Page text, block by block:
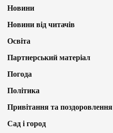
Новини
Новини від читачів
Освіта
Партнерський матеріал
Погода
Політика
Привітання та поздоровлення
Сад і город